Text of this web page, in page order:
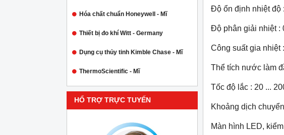
Hóa chất chuẩn Honeywell - Mĩ
Thiết bị đo khí Witt - Germany
Dụng cụ thủy tinh Kimble Chase - Mĩ
ThermoScientific - Mĩ
HỔ TRỢ TRỰC TUYẾN
Độ ổn định nhiệt độ
Độ phân giải nhiệt :
Công suất gia nhiệt
Thể tích nước làm
Tốc độ lắc : 20 ...
Khoảng dịch
Màn hình LED,